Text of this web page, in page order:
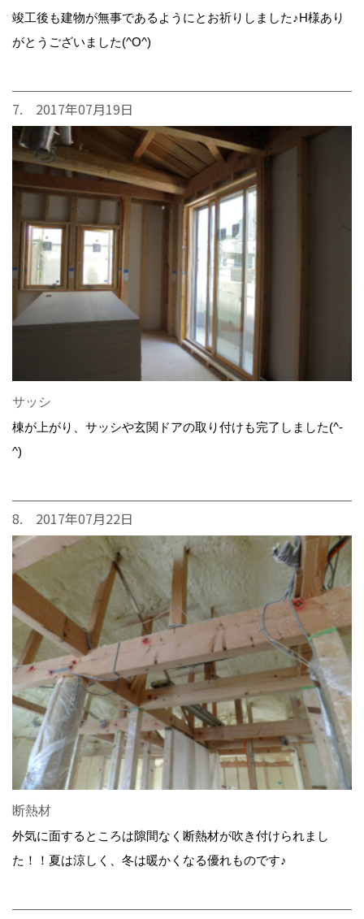
竣工後も建物が無事であるようにとお祈りしました♪H様あり
がとうございました(^O^)
7. 2017年07月19日
サッシ
棟が上がり、サッシや玄関ドアの取り付けも完了しました(^-
^)
8. 2017年07月22日
断熱材
外気に面するところは隙間なく断熱材が吹き付けられまし
た！！夏は涼しく、冬は暖かくなる優れものです♪